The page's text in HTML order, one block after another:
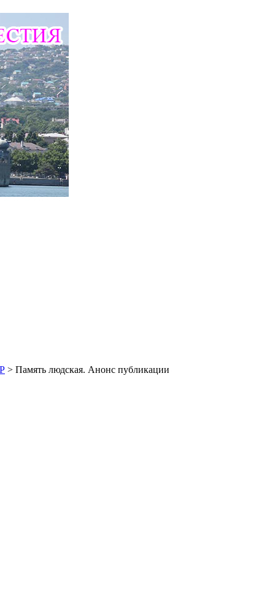
> Память людская. Анонс публикации